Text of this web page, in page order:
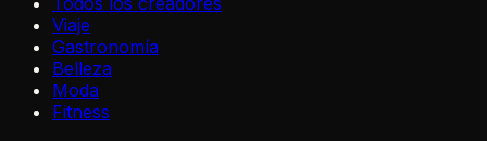
Viaje
Gastronomía
Belleza
Moda
Fitness